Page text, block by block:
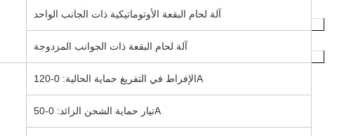
آلة لحام البقعة الأوتوماتيكية ذات الجانب الواحد
آلة لحام البقعة ذات الجوانب المزدوجة
الإفراط في التفريغ حماية الحالية: 0-120A
تيار حماية الشحن الزائد: 0-50A